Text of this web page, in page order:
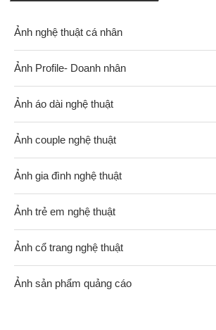
Ảnh nghệ thuật cá nhân
Ảnh Profile- Doanh nhân
Ảnh áo dài nghệ thuật
Ảnh couple nghệ thuật
Ảnh gia đình nghệ thuật
Ảnh trẻ em nghệ thuật
Ảnh cổ trang nghệ thuật
Ảnh sản phẩm quảng cáo